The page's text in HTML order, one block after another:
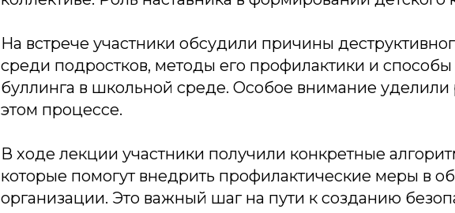
На встрече участники обсудили причины
среди подростков, методы его профилактики и
буллинга в школьной среде. Особое внимание уделили
этом процессе.
В ходе лекции участники получили конкретные
которые помогут внедрить профилактические меры в
организации. Это важный шаг на пути к созданию